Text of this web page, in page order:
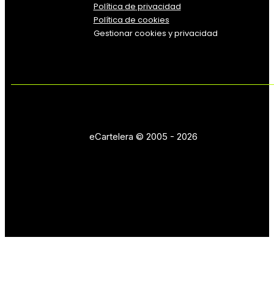
Política de privacidad
Política de cookies
Gestionar cookies y privacidad
eCartelera © 2005 - 2026